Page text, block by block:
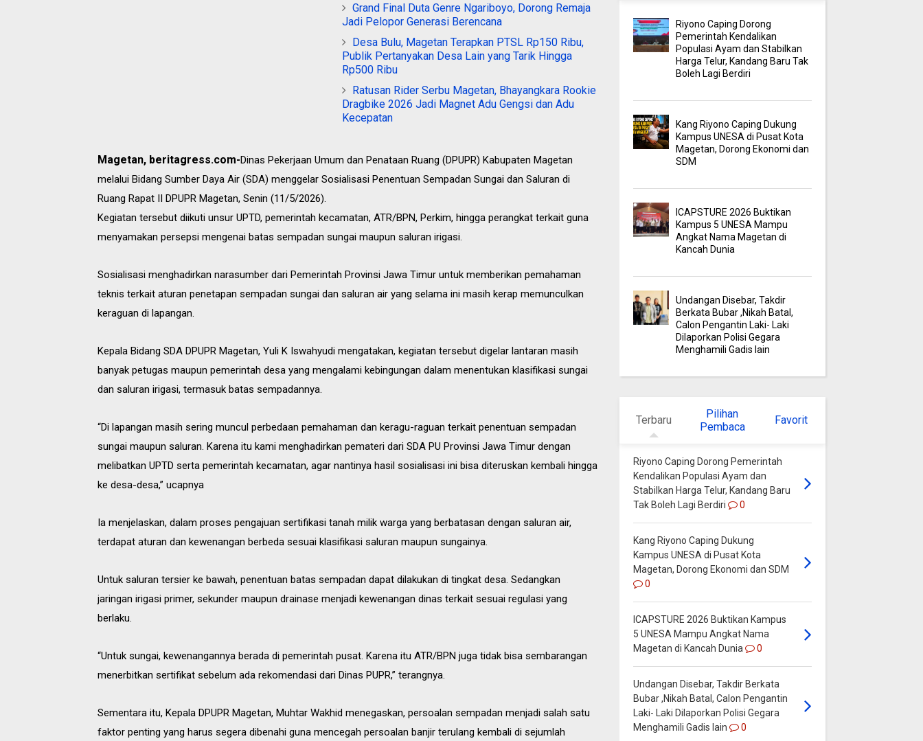
Grand Final Duta Genre Ngariboyo, Dorong Remaja
Jadi Pelopor Generasi Berencana
Desa Bulu, Magetan Terapkan PTSL Rp150 Ribu,
Publik Pertanyakan Desa Lain yang Tarik Hingga
Rp500 Ribu
Ratusan Rider Serbu Magetan, Bhayangkara Rookie
Dragbike 2026 Jadi Magnet Adu Gengsi dan Adu
Kecepatan
Magetan, beritagress.com-Dinas Pekerjaan Umum dan Penataan Ruang (DPUPR) Kabupaten Magetan
melalui Bidang Sumber Daya Air (SDA) menggelar Sosialisasi Penentuan Sempadan Sungai dan Saluran di
Ruang Rapat II DPUPR Magetan, Senin (11/5/2026).
Kegiatan tersebut diikuti unsur UPTD, pemerintah kecamatan, ATR/BPN, Perkim, hingga perangkat terkait guna
menyamakan persepsi mengenai batas sempadan sungai maupun saluran irigasi.
Sosialisasi menghadirkan narasumber dari Pemerintah Provinsi Jawa Timur untuk memberikan pemahaman
teknis terkait aturan penetapan sempadan sungai dan saluran air yang selama ini masih kerap memunculkan
keraguan di lapangan.
Kepala Bidang SDA DPUPR Magetan, Yuli K Iswahyudi mengatakan, kegiatan tersebut digelar lantaran masih
banyak petugas maupun pemerintah desa yang mengalami kebingungan dalam menentukan klasifikasi sungai
dan saluran irigasi, termasuk batas sempadannya.
“Di lapangan masih sering muncul perbedaan pemahaman dan keragu-raguan terkait penentuan sempadan
sungai maupun saluran. Karena itu kami menghadirkan pemateri dari SDA PU Provinsi Jawa Timur dengan
melibatkan UPTD serta pemerintah kecamatan, agar nantinya hasil sosialisasi ini bisa diteruskan kembali hingga
ke desa-desa,” ucapnya
Ia menjelaskan, dalam proses pengajuan sertifikasi tanah milik warga yang berbatasan dengan saluran air,
terdapat aturan dan kewenangan berbeda sesuai klasifikasi saluran maupun sungainya.
Untuk saluran tersier ke bawah, penentuan batas sempadan dapat dilakukan di tingkat desa. Sedangkan
jaringan irigasi primer, sekunder maupun drainase menjadi kewenangan dinas terkait sesuai regulasi yang
berlaku.
“Untuk sungai, kewenangannya berada di pemerintah pusat. Karena itu ATR/BPN juga tidak bisa sembarangan
menerbitkan sertifikat sebelum ada rekomendasi dari Dinas PUPR,” terangnya.
Sementara itu, Kepala DPUPR Magetan, Muhtar Wakhid menegaskan, persoalan sempadan menjadi salah satu
faktor penting yang harus segera dibenahi guna mencegah persoalan banjir terulang kembali di sejumlah
Riyono Caping Dorong
Pemerintah Kendalikan
Populasi Ayam dan Stabilkan
Harga Telur, Kandang Baru Tak
Boleh Lagi Berdiri
Kang Riyono Caping Dukung
Kampus UNESA di Pusat Kota
Magetan, Dorong Ekonomi dan
SDM
ICAPSTURE 2026 Buktikan
Kampus 5 UNESA Mampu
Angkat Nama Magetan di
Kancah Dunia
Undangan Disebar, Takdir
Berkata Bubar ,Nikah Batal,
Calon Pengantin Laki- Laki
Dilaporkan Polisi Gegara
Menghamili Gadis lain
Terbaru
Pilihan
Pembaca
Favorit
Riyono Caping Dorong Pemerintah
Kendalikan Populasi Ayam dan
Stabilkan Harga Telur, Kandang Baru
Tak Boleh Lagi Berdiri
0
Kang Riyono Caping Dukung
Kampus UNESA di Pusat Kota
Magetan, Dorong Ekonomi dan SDM
0
ICAPSTURE 2026 Buktikan Kampus
5 UNESA Mampu Angkat Nama
Magetan di Kancah Dunia
0
Undangan Disebar, Takdir Berkata
Bubar ,Nikah Batal, Calon Pengantin
Laki- Laki Dilaporkan Polisi Gegara
Menghamili Gadis lain
0